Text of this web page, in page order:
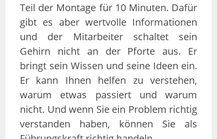
Teil der Montage für 10 Minuten. Dafür
gibt es aber wertvolle Informationen
und der Mitarbeiter schaltet sein
Gehirn nicht an der Pforte aus. Er
bringt sein Wissen und seine Ideen ein.
Er kann Ihnen helfen zu verstehen,
warum etwas passiert und warum
nicht. Und wenn Sie ein Problem richtig
verstanden haben, können Sie als